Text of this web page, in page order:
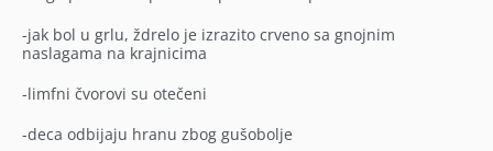
-jak bol u grlu, ždrelo je izrazito crveno sa gnojnim
naslagama na krajnicima
-limfni čvorovi su otečeni
-deca odbijaju hranu zbog gušobolje